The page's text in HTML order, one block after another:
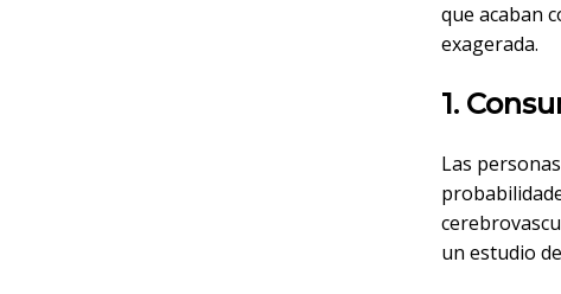
que acaban
exagerada.
1.
Las
un estudio